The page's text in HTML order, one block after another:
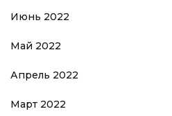
Июнь 2022
Май 2022
Апрель 2022
Март 2022